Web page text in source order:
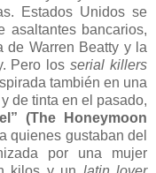
Estados Unidos se
asaltantes bancarios,
de Warren Beatty y la
Pero losserial killers
también en una
de tinta en el pasado,
(The Honeymoon
quienes gustaban del
por una mujer